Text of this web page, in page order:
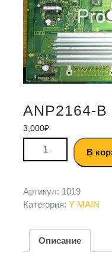
ANP2164-B
3,000₽
В
Артикул: 1019
Категория: Y MAIN
Описание